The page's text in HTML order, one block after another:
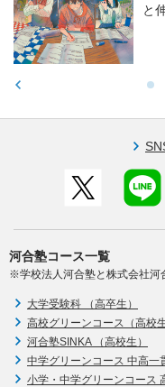
と
河合塾コース一覧
※学校法人河合塾と株式会社河
大学受験科 （高卒生）
高校グリーンコース（高校生
河合塾SINKA （高校生）
中学グリーンコース 中高一
小学・中学グリーンコース